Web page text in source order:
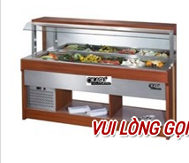
VUI LÒNG GỌI